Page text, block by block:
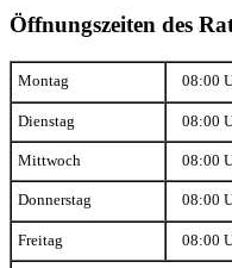
Öffnungszeiten des
Montag 08:00
Dienstag 08:00
Mittwoch 08:00
Donnerstag 08:00
Freitag 08:00